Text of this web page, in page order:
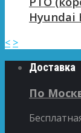
Hyundai
< >
Доставка
По